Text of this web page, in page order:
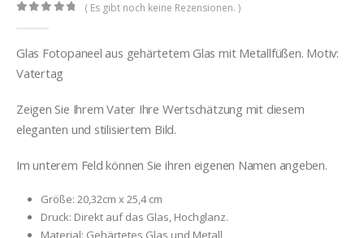
( Es gibt noch keine Rezensionen. )
Glas Fotopaneel aus gehärtetem Glas mit Metallfüßen. Motiv:
Vatertag
Zeigen Sie Ihrem Vater Ihre Wertschätzung mit diesem
eleganten und stilisiertem Bild.
Im unterem Feld können Sie ihren eigenen Namen angeben.
Größe: 20,32cm x 25,4 cm
Druck: Direkt auf das Glas, Hochglanz.
Material: Gehärtetes Glas und Metall